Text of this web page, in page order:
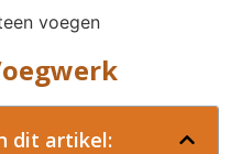
dit artikel: